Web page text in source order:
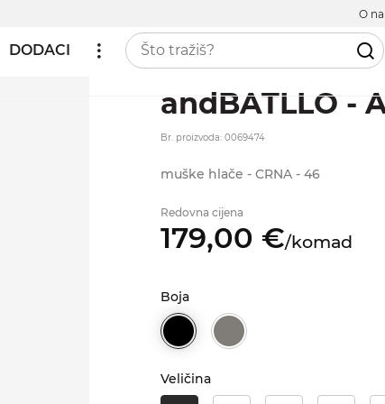
O
DODACI
andBATLLO -
Br. proizvoda: 0069474
muške hlače - CRNA - 46
Redovna cijena
179,00 €/komad
Boja
Veličina